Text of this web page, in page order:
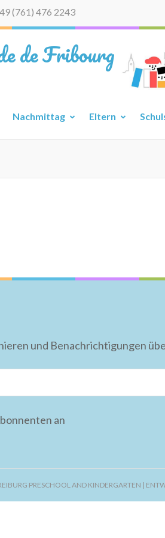
(761) 476 2243
de Fribourg
Nachmittag Eltern
und Benachrichtigungen
an
PRESCHOOL AND KINDERGARTEN |